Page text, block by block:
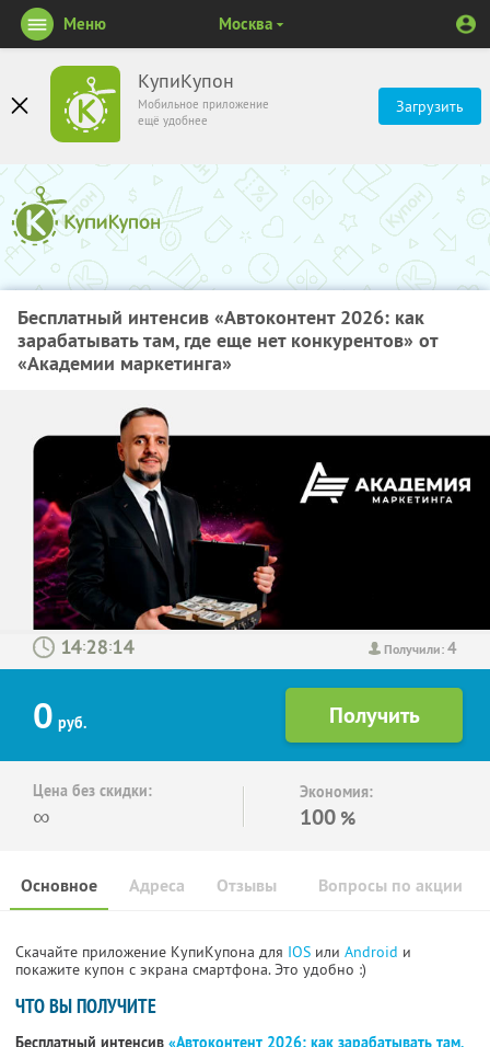
КупиКупон
Мобильное приложение
ещё удобнее
Загрузить
Меню Москва
Бесплатный интенсив «Автоконтент 2026: как
зарабатывать там, где еще нет конкурентов» от
«Академии маркетинга»
Получили:4
: :
0 руб.
Цена без скидки:
∞
Экономия:
100 %
Основное Отзывы Вопросы по акции
Адреса
Скачайте приложение КупиКупона для IOS или Android и
покажите купон с экрана смартфона. Это удобно :)
ЧТО ВЫ ПОЛУЧИТЕ
Бесплатный интенсив «Автоконтент 2026: как зарабатывать там,